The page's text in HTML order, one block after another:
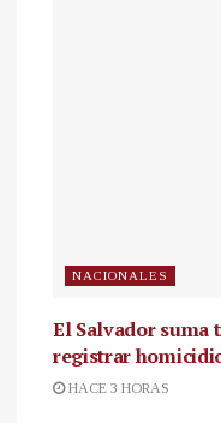
NACIONALES
El Salvador suma
registrar
HACE 3 HORAS